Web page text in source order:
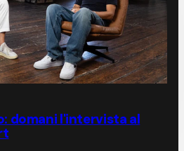
domani l'intervista al